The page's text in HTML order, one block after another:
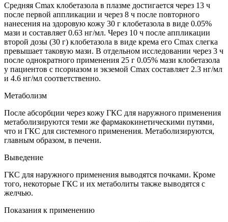
Средняя Cmax клобетазола в плазме достигается через 13 ч
после первой аппликации и через 8 ч после повторного
нанесения на здоровую кожу 30 г клобетазола в виде 0.05%
мази и составляет 0.63 нг/мл. Через 10 ч после аппликации
второй дозы (30 г) клобетазола в виде крема его Cmax слегка
превышает таковую мази. В отдельном исследовании через 3 ч
после однократного применения 25 г 0.05% мази клобетазола
у пациентов с псориазом и экземой Сmах составляет 2.3 нг/мл
и 4.6 нг/мл соответственно.
Метаболизм
После абсорбции через кожу ГКС для наружного применения
метаболизируются теми же фармакокинетическими путями,
что и ГКС для системного применения. Метаболизируются,
главным образом, в печени.
Выведение
ГКС для наружного применения выводятся почками. Кроме
того, некоторые ГКС и их метаболиты также выводятся с
желчью.
Показания к применению